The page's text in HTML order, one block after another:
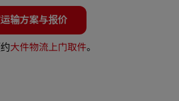
输方案与报价
大件物流上门取件。